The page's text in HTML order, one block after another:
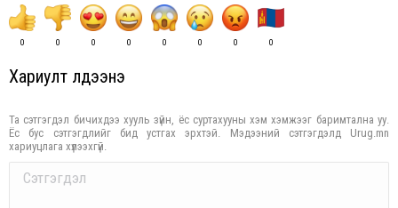
0 0 0 0 0 0 0 0
Хариулт үлдээнэ үү
Та сэтгэгдэл бичихдээ хууль зүйн, ёс суртахууны хэм хэмжээг баримтална уу.
Ёс бус сэтгэгдлийг бид устгах эрхтэй. Мэдээний сэтгэгдэлд Urug.mn
хариуцлага хүлээхгүй.
Comment